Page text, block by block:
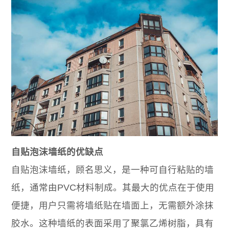
自贴泡沫墙纸的优缺点
自贴泡沫墙纸，顾名思义，是一种可自行粘贴的墙
纸，通常由PVC材料制成。其最大的优点在于使用
便捷，用户只需将墙纸贴在墙面上，无需额外涂抹
胶水。这种墙纸的表面采用了聚氯乙烯树脂，具有